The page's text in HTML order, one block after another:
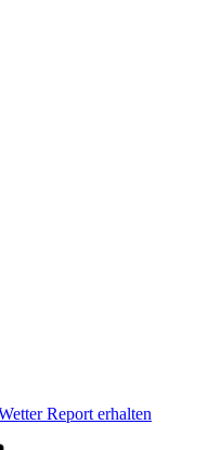
Report erhalten